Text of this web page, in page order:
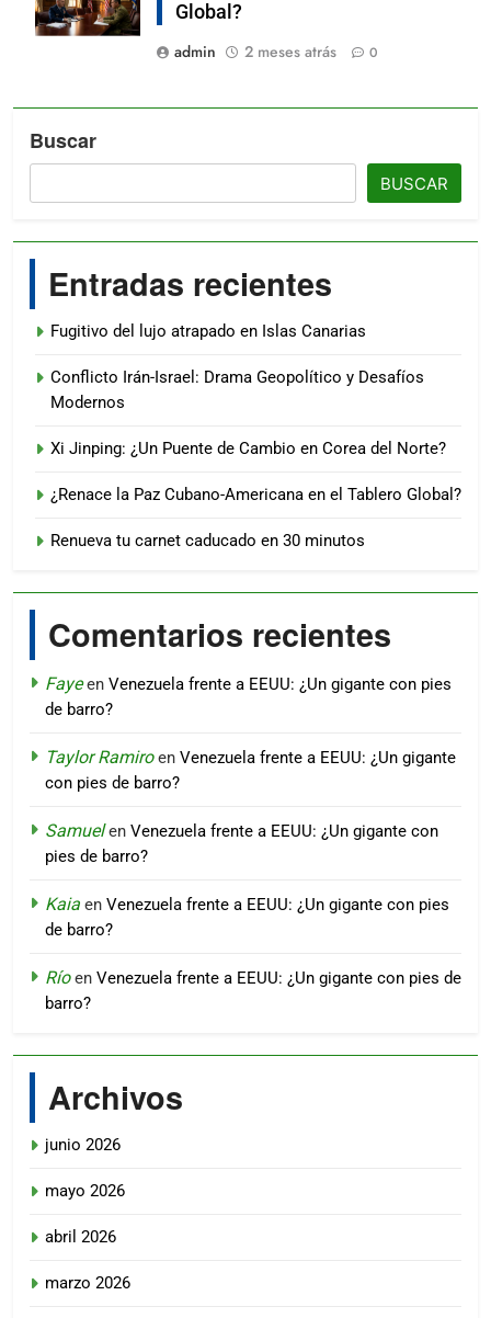
Global?
admin
2 meses atrás 0
Buscar
BUSCAR
Entradas recientes
Fugitivo del lujo atrapado en Islas Canarias
Conflicto Irán-Israel: Drama Geopolítico y Desafíos
Modernos
Xi Jinping: ¿Un Puente de Cambio en Corea del Norte?
¿Renace la Paz Cubano-Americana en el Tablero Global?
Renueva tu carnet caducado en 30 minutos
Comentarios recientes
Fayeen Venezuela frente a EEUU: ¿Un gigante con pies
de barro?
Taylor Ramiroen Venezuela frente a EEUU: ¿Un gigante
con pies de barro?
Samuelen Venezuela frente a EEUU: ¿Un gigante con
pies de barro?
Kaia en Venezuela frente a EEUU: ¿Un gigante con pies
de barro?
Ríoen Venezuela frente a EEUU: ¿Un gigante con pies de
barro?
Archivos
junio 2026
mayo 2026
abril 2026
marzo 2026